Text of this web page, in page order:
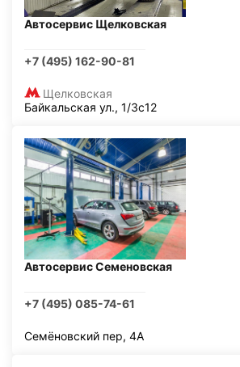
Автосервис Щелковская
+7 (495) 162-90-81
Щелковская
Байкальская ул., 1/3с12
Автосервис Семеновская
+7 (495) 085-74-61
Семёновский пер, 4А